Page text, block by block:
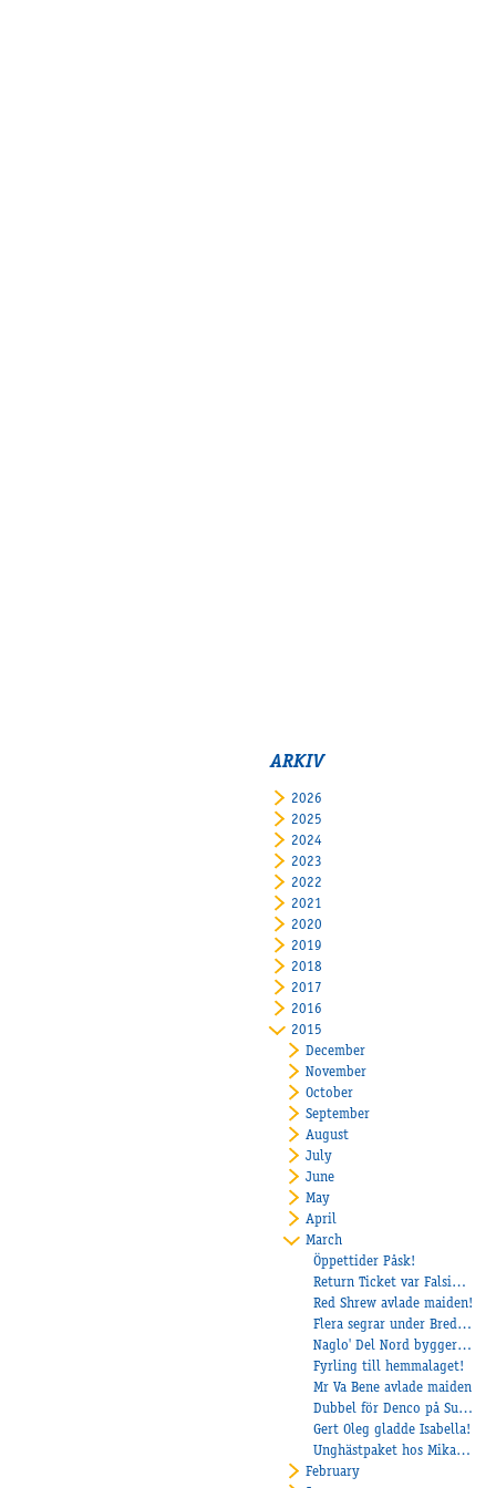
ARKIV
2026
2025
2024
2023
2022
2021
2020
2019
2018
2017
2016
2015
December
November
October
September
August
July
June
May
April
March
Öppettider Påsk!
Return Ticket var Falsigs biljett till vinnarcirkeln!
Red Shrew avlade maiden!
Flera segrar under Breddloppsdagarna
Naglo' Del Nord bygger staket på V75!
Fyrling till hemmalaget!
Mr Va Bene avlade maiden
Dubbel för Denco på Sundbyholm!
Gert Oleg gladde Isabella!
Unghästpaket hos Mikael Å Linderoth!
February